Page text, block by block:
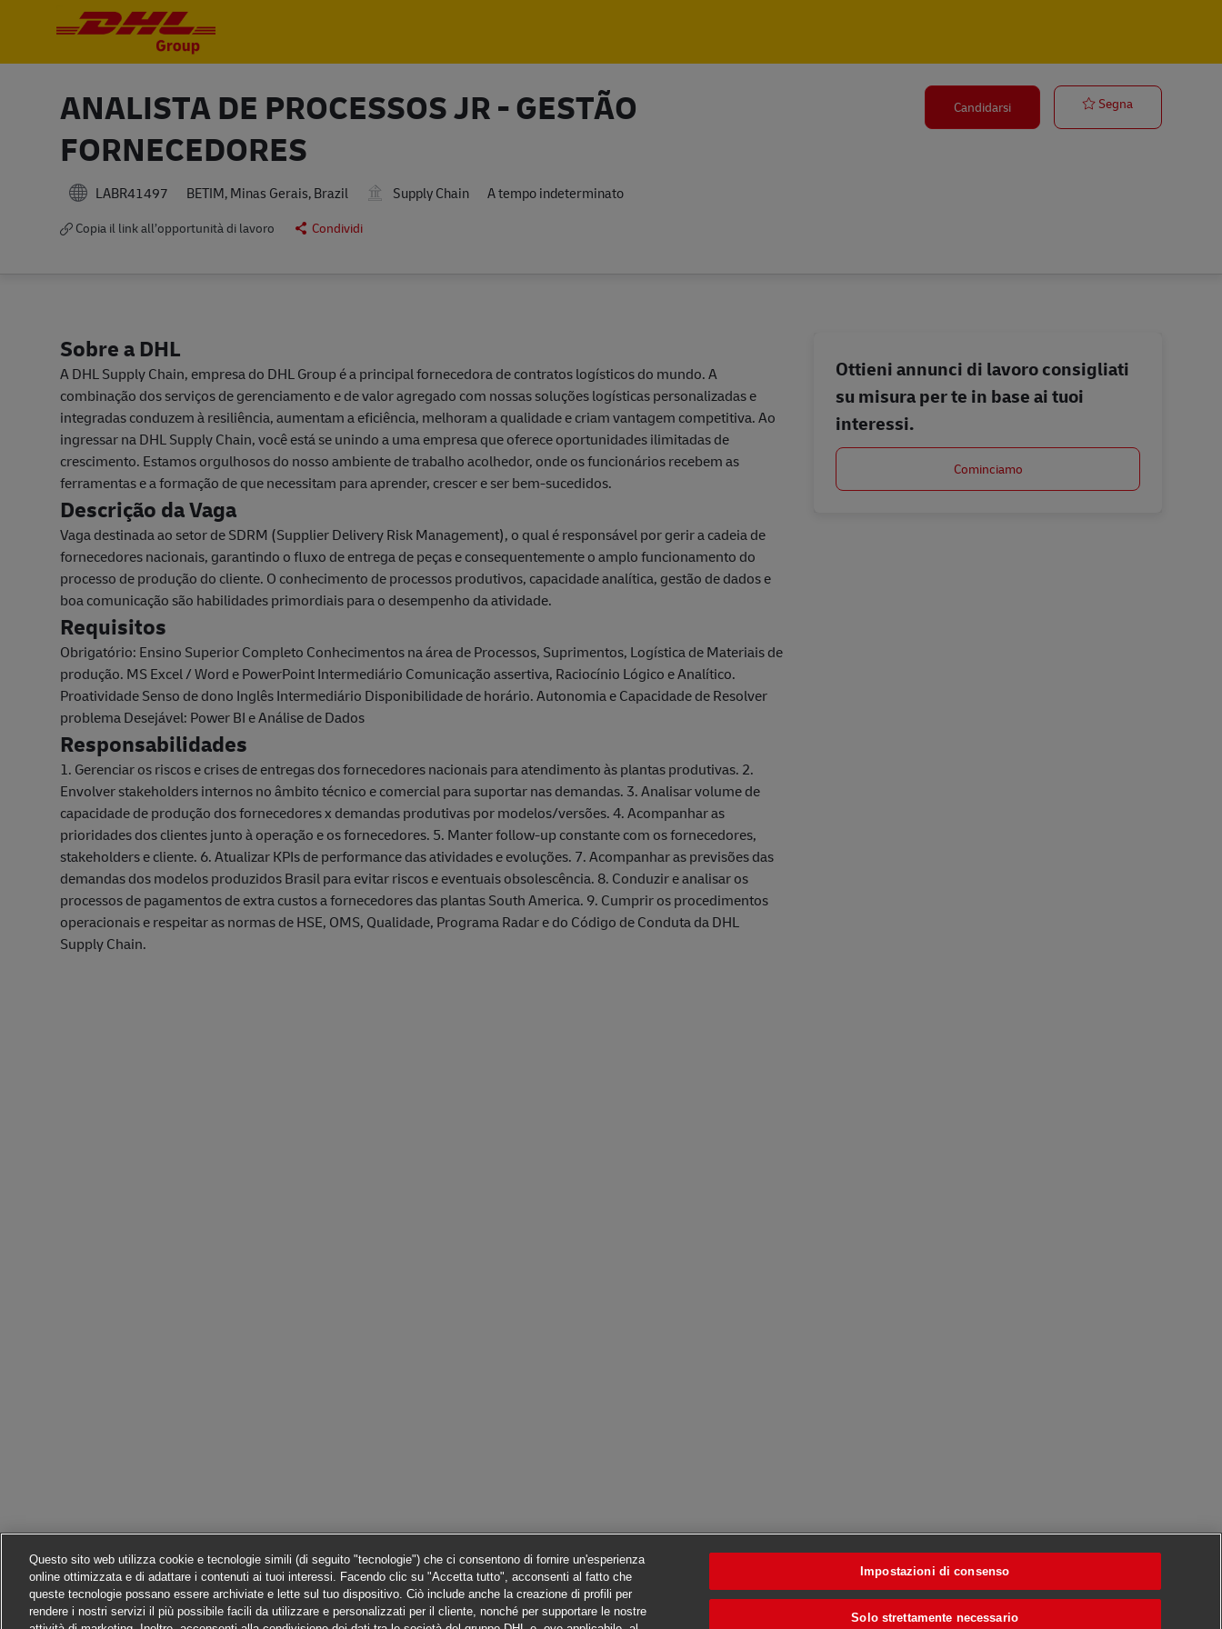
ANALISTA DE PROCESSOS JR - GESTÃO
FORNECEDORES
LABR41497 BETIM, Minas Gerais, Brazil Supply Chain A tempo indeterminato
Copia il link all’opportunità di lavoro Condividi
Candidarsi SegnaANALISTA DE
Sobre a DHL
A DHL Supply Chain, empresa do DHL Group é a principal fornecedora de contratos logísticos do mundo. A
combinação dos serviços de gerenciamento e de valor agregado com nossas soluções logísticas personalizadas e
integradas conduzem à resiliência, aumentam a eficiência, melhoram a qualidade e criam vantagem competitiva. Ao
ingressar na DHL Supply Chain, você está se unindo a uma empresa que oferece oportunidades ilimitadas de
crescimento. Estamos orgulhosos do nosso ambiente de trabalho acolhedor, onde os funcionários recebem as
ferramentas e a formação de que necessitam para aprender, crescer e ser bem-sucedidos.
Descrição da Vaga
Vaga destinada ao setor de SDRM (Supplier Delivery Risk Management), o qual é responsável por gerir a cadeia de
fornecedores nacionais, garantindo o fluxo de entrega de peças e consequentemente o amplo funcionamento do
processo de produção do cliente. O conhecimento de processos produtivos, capacidade analítica, gestão de dados e
boa comunicação são habilidades primordiais para o desempenho da atividade.
Requisitos
Obrigatório: Ensino Superior Completo Conhecimentos na área de Processos, Suprimentos, Logística de Materiais de
produção. MS Excel / Word e PowerPoint Intermediário Comunicação assertiva, Raciocínio Lógico e Analítico.
Proatividade Senso de dono Inglês Intermediário Disponibilidade de horário. Autonomia e Capacidade de Resolver
problema Desejável: Power BI e Análise de Dados
Responsabilidades
1. Gerenciar os riscos e crises de entregas dos fornecedores nacionais para atendimento às plantas produtivas. 2.
Envolver stakeholders internos no âmbito técnico e comercial para suportar nas demandas. 3. Analisar volume de
capacidade de produção dos fornecedores x demandas produtivas por modelos/versões. 4. Acompanhar as
prioridades dos clientes junto à operação e os fornecedores. 5. Manter follow-up constante com os fornecedores,
stakeholders e cliente. 6. Atualizar KPIs de performance das atividades e evoluções. 7. Acompanhar as previsões das
demandas dos modelos produzidos Brasil para evitar riscos e eventuais obsolescência. 8. Conduzir e analisar os
processos de pagamentos de extra custos a fornecedores das plantas South America. 9. Cumprir os procedimentos
operacionais e respeitar as normas de HSE, OMS, Qualidade, Programa Radar e do Código de Conduta da DHL
Supply Chain.
Ottieni annunci di lavoro consigliati
su misura per te in base ai tuoi
interessi.
Cominciamo
Questo sito web utilizza cookie e tecnologie simili (di seguito "tecnologie") che ci consentono di fornire un'esperienza
online ottimizzata e di adattare i contenuti ai tuoi interessi. Facendo clic su "Accetta tutto", acconsenti al fatto che
queste tecnologie possano essere archiviate e lette sul tuo dispositivo. Ciò include anche la creazione di profili per
rendere i nostri servizi il più possibile facili da utilizzare e personalizzati per il cliente, nonché per supportare le nostre
Impostazioni di consenso
Solo strettamente necessario